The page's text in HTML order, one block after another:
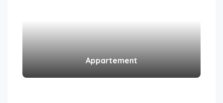
Appartement